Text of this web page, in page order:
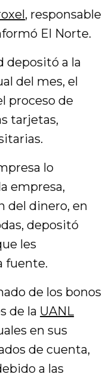
, responsable
El Norte.
depositó a la
del mes, el
proceso de
tarjetas,
lo
empresa,
del dinero, en
depositó
les
fuente.
de los bonos
de la UANL
en sus
de cuenta,
a las